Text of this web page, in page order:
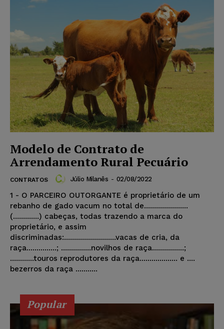
Modelo de Contrato de
Arrendamento Rural Pecuário
CONTRATOS Júlio Milanês - 02/08/2022
1 - O PARCEIRO OUTORGANTE é proprietário de um
rebanho de gado vacum no total de......................
(.............) cabeças, todas trazendo a marca do
proprietário, e assim
discriminadas:..........................vacas de cria, da
raça...............; ...............novilhos de raça................;
............touros reprodutores da raça................... e ....
bezerros da raça ...........
Popular